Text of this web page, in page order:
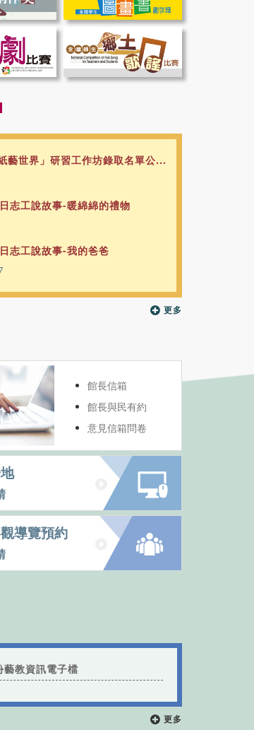
藝世界」研習工作坊錄取名單公...
志工說故事-暖綿綿的禮物
志工說故事-我的爸爸
更多
館長信箱
館長與民有約
意見信箱問卷
導覽預約
教資訊電子檔
更多